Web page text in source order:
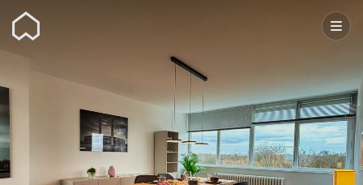
Wunderflats